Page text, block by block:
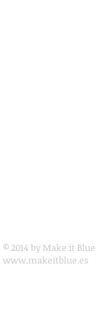
© 2014 by Make it Blue
www.makeitblue.es